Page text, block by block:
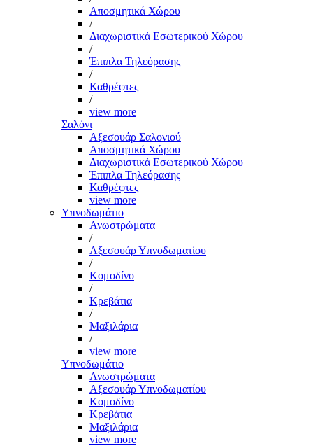
Αποσμητικά Χώρου
/
Διαχωριστικά Εσωτερικού Χώρου
/
Έπιπλα Τηλεόρασης
/
Καθρέφτες
/
view more
Σαλόνι
Αξεσουάρ Σαλονιού
Αποσμητικά Χώρου
Διαχωριστικά Εσωτερικού Χώρου
Έπιπλα Τηλεόρασης
Καθρέφτες
view more
Υπνοδωμάτιο
Ανωστρώματα
/
Αξεσουάρ Υπνοδωματίου
/
Κομοδίνο
/
Κρεβάτια
/
Μαξιλάρια
/
view more
Υπνοδωμάτιο
Ανωστρώματα
Αξεσουάρ Υπνοδωματίου
Κομοδίνο
Κρεβάτια
Μαξιλάρια
view more